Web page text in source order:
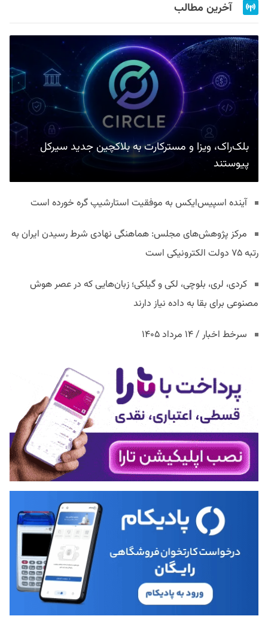
آخرین مطالب
بلک‌راک، ویزا و مسترکارت به بلاکچین جدید سیرکل
پیوستند
آینده اسپیس‌ایکس به موفقیت استارشیپ گره خورده است
مرکز پژوهش‌های مجلس: هماهنگی نهادی شرط رسیدن ایران به
رتبه ۷۵ دولت الکترونیکی است
کردی، لری، بلوچی، لکی و گیلکی؛ زبان‌هایی که در عصر هوش
مصنوعی برای بقا به داده نیاز دارند
سرخط اخبار / ۱۴ مرداد ۱۴۰۵